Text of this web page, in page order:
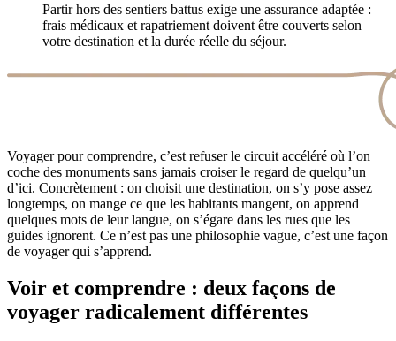
Partir hors des sentiers battus exige une assurance adaptée :
frais médicaux et rapatriement doivent être couverts selon
votre destination et la durée réelle du séjour.
Voyager pour comprendre, c’est refuser le circuit accéléré où l’on
coche des monuments sans jamais croiser le regard de quelqu’un
d’ici. Concrètement : on choisit une destination, on s’y pose assez
longtemps, on mange ce que les habitants mangent, on apprend
quelques mots de leur langue, on s’égare dans les rues que les
guides ignorent. Ce n’est pas une philosophie vague, c’est une façon
de voyager qui s’apprend.
Voir et comprendre : deux façons de
voyager radicalement différentes